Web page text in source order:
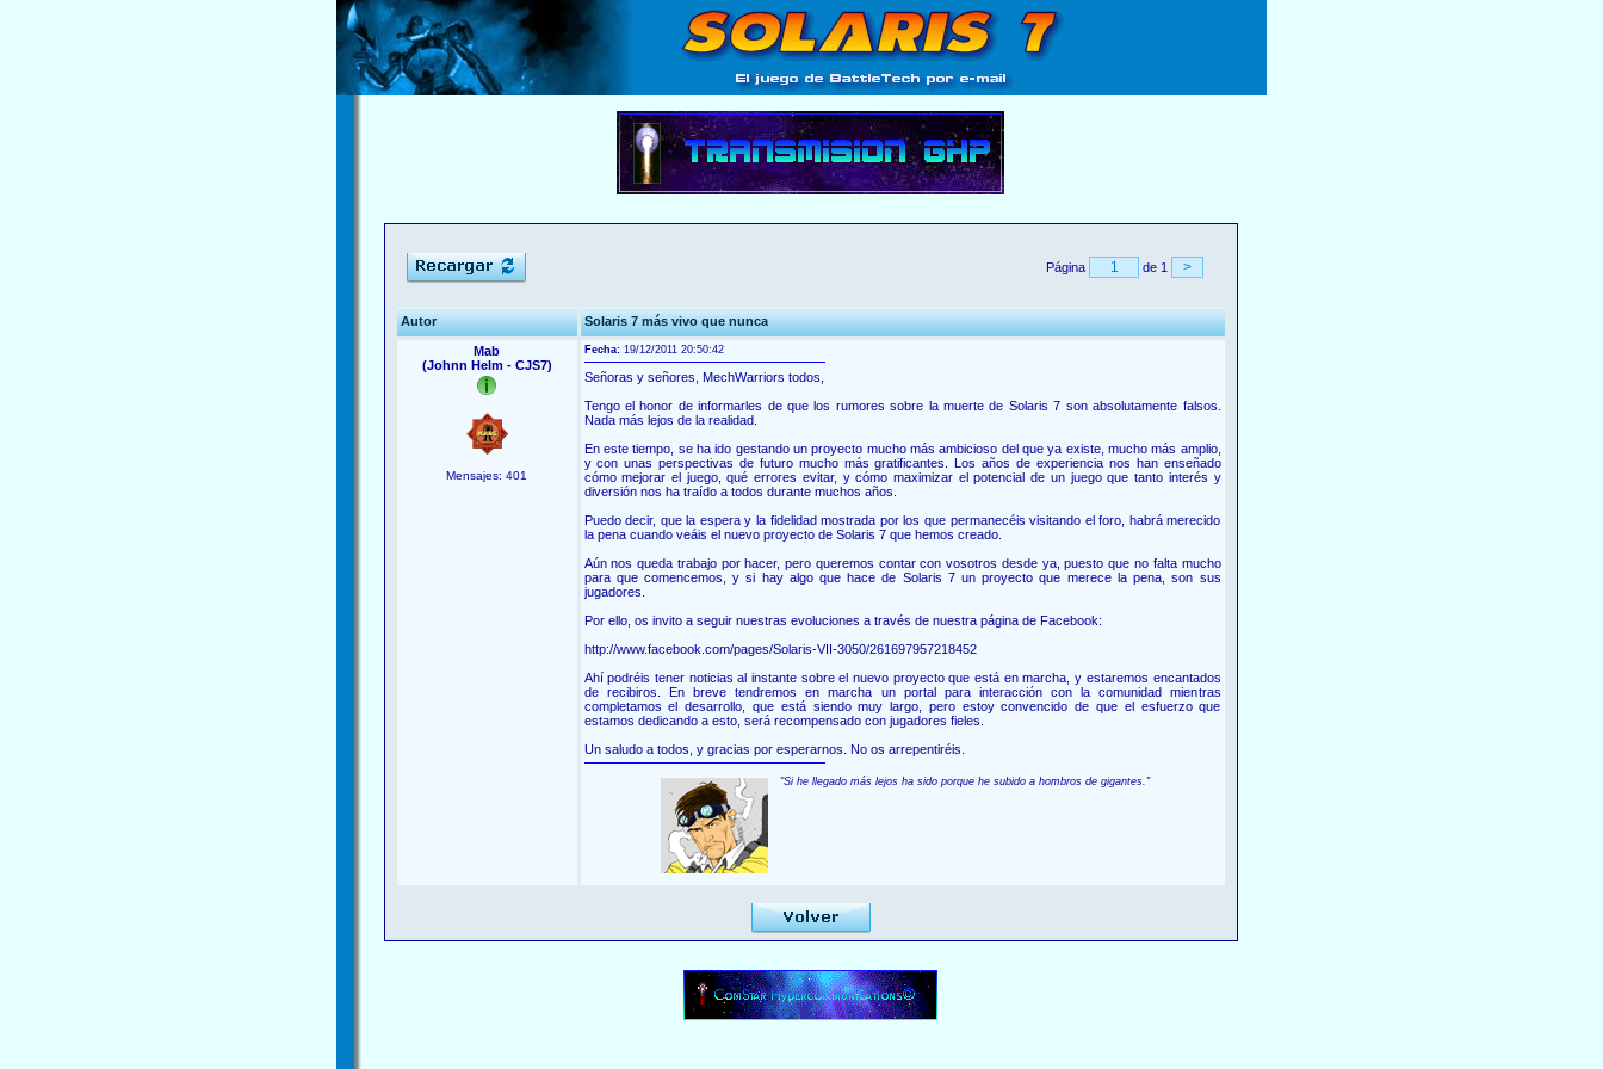
Página de 1
Autor Solaris 7 más vivo que nunca
Mab
(Johnn Helm - CJS7)
Mensajes: 401
Fecha: 19/12/2011 20:50:42
Señoras y señores, MechWarriors todos,
Tengo el honor de informarles de que los rumores sobre la muerte de Solaris 7 son absolutamente falsos.
Nada más lejos de la realidad.
En este tiempo, se ha ido gestando un proyecto mucho más ambicioso del que ya existe, mucho más amplio,
y con unas perspectivas de futuro mucho más gratificantes. Los años de experiencia nos han enseñado
cómo mejorar el juego, qué errores evitar, y cómo maximizar el potencial de un juego que tanto interés y
diversión nos ha traído a todos durante muchos años.
Puedo decir, que la espera y la fidelidad mostrada por los que permanecéis visitando el foro, habrá merecido
la pena cuando veáis el nuevo proyecto de Solaris 7 que hemos creado.
Aún nos queda trabajo por hacer, pero queremos contar con vosotros desde ya, puesto que no falta mucho
para que comencemos, y si hay algo que hace de Solaris 7 un proyecto que merece la pena, son sus
jugadores.
Por ello, os invito a seguir nuestras evoluciones a través de nuestra página de Facebook:
http://www.facebook.com/pages/Solaris-VII-3050/261697957218452
Ahí podréis tener noticias al instante sobre el nuevo proyecto que está en marcha, y estaremos encantados
de recibiros. En breve tendremos en marcha un portal para interacción con la comunidad mientras
completamos el desarrollo, que está siendo muy largo, pero estoy convencido de que el esfuerzo que
estamos dedicando a esto, será recompensado con jugadores fieles.
Un saludo a todos, y gracias por esperarnos. No os arrepentiréis.
"Si he llegado más lejos ha sido porque he subido a hombros de gigantes."